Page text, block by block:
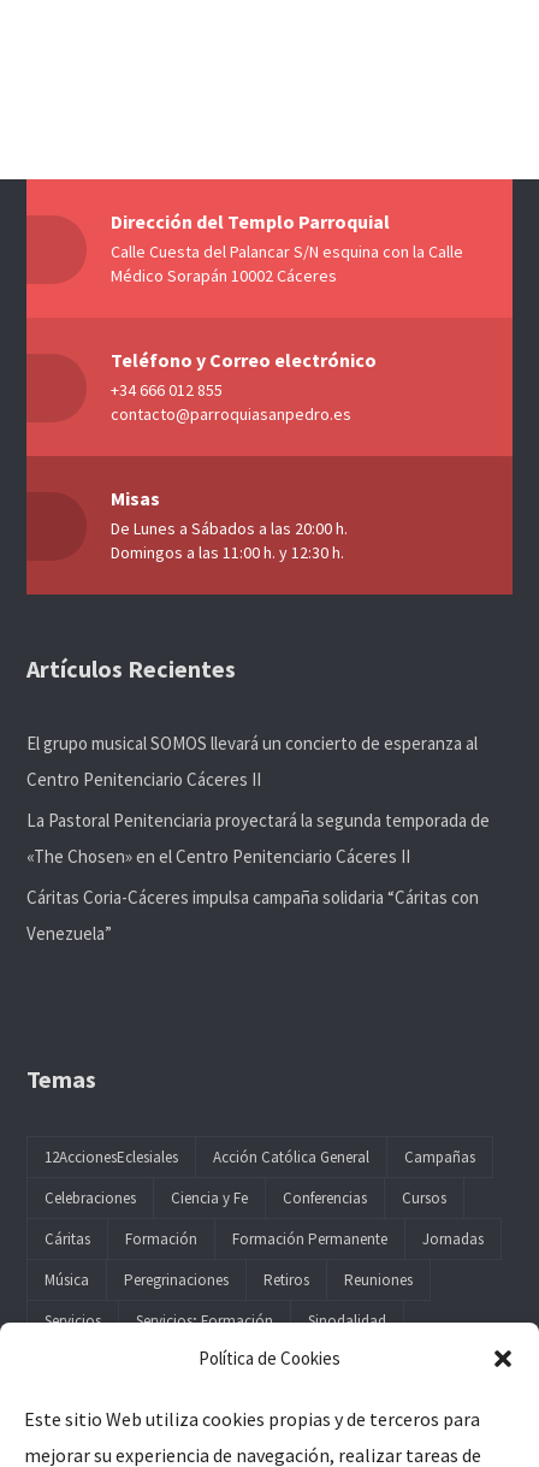
Política de Cookies
Este sitio Web utiliza cookies propias y de terceros para
mejorar su experiencia de navegación, realizar tareas de
Dirección del Templo Parroquial
Calle Cuesta del Palancar S/N esquina con la Calle
Médico Sorapán 10002 Cáceres
Teléfono y Correo electrónico
+34 666 012 855
contacto@parroquiasanpedro.es
Misas
De Lunes a Sábados a las 20:00 h.
Domingos a las 11:00 h. y 12:30 h.
Artículos Recientes
El grupo musical SOMOS llevará un concierto de esperanza al
Centro Penitenciario Cáceres II
La Pastoral Penitenciaria proyectará la segunda temporada de
«The Chosen» en el Centro Penitenciario Cáceres II
Cáritas Coria-Cáceres impulsa campaña solidaria “Cáritas con
Venezuela”
Temas
12AccionesEclesiales Acción Católica General
Campañas
Celebraciones
Ciencia y Fe Conferencias
Cursos
Cáritas
Formación Formación Permanente
Jornadas
Música
Peregrinaciones Retiros
Reuniones
Servicios
Servicios; Formación Sinodalidad